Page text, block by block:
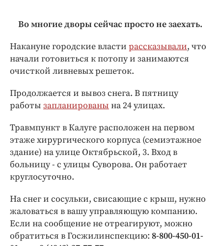
Во многие дворы сейчас просто не заехать.
Накануне городские власти рассказывали, что
начали готовиться к потопу и занимаются
очисткой ливневых решеток.
Продолжается и вывоз снега. В пятницу
работы запланированы на 24 улицах.
Травмпункт в Калуге расположен на первом
этаже хирургического корпуса (семиэтажное
здание) на улице Октябрьской, 3. Вход в
больницу - с улицы Суворова. Он работает
круглосуточно.
На снег и сосульки, свисающие с крыш, нужно
жаловаться в вашу управляющую компанию.
Если на сообщение не отреагируют, можно
обратиться в Госжилинспекцию: 8-800-450-01-